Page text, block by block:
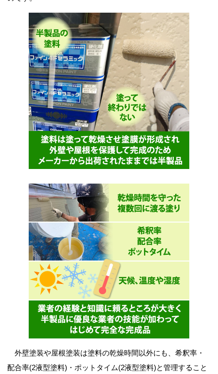
外壁塗装や屋根塗装は塗料の乾燥時間以外にも、希釈率・
配合率(2液型塗料)・ポットタイム(2液型塗料)と管理すること